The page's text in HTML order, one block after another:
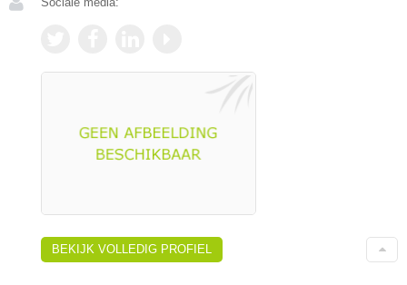
BEKIJK VOLLEDIG PROFIEL